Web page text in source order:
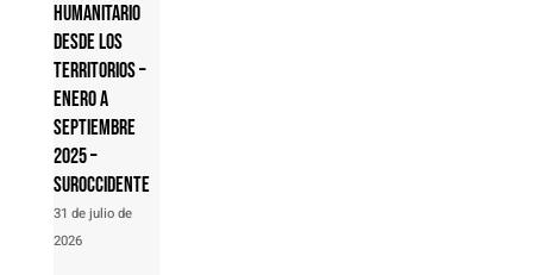
humanitario
desde los
territorios –
Enero a
septiembre
2025 –
Suroccidente
31 de julio de
2026